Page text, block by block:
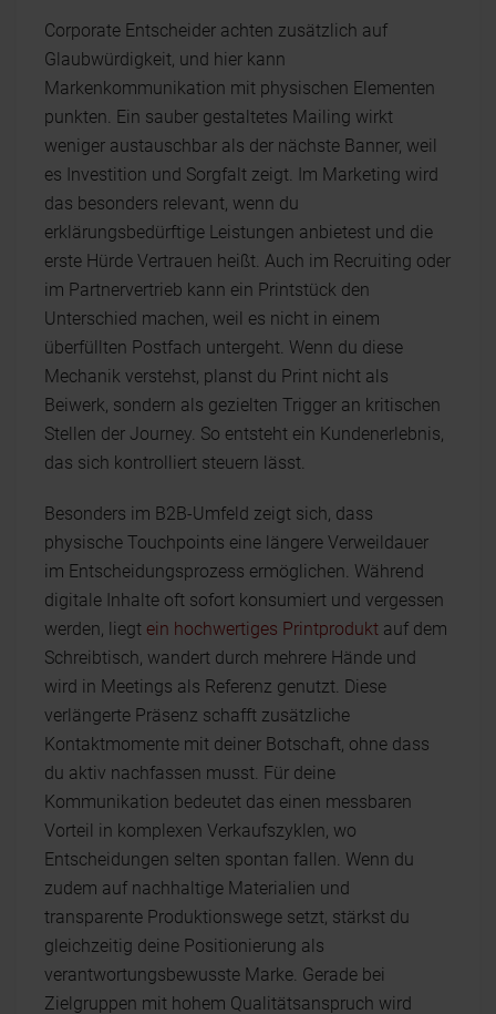
Corporate Entscheider achten zusätzlich auf
Glaubwürdigkeit, und hier kann
Markenkommunikation mit physischen Elementen
punkten. Ein sauber gestaltetes Mailing wirkt
weniger austauschbar als der nächste Banner, weil
es Investition und Sorgfalt zeigt. Im Marketing wird
das besonders relevant, wenn du
erklärungsbedürftige Leistungen anbietest und die
erste Hürde Vertrauen heißt. Auch im Recruiting oder
im Partnervertrieb kann ein Printstück den
Unterschied machen, weil es nicht in einem
überfüllten Postfach untergeht. Wenn du diese
Mechanik verstehst, planst du Print nicht als
Beiwerk, sondern als gezielten Trigger an kritischen
Stellen der Journey. So entsteht ein Kundenerlebnis,
das sich kontrolliert steuern lässt.
Besonders im B2B-Umfeld zeigt sich, dass
physische Touchpoints eine längere Verweildauer
im Entscheidungsprozess ermöglichen. Während
digitale Inhalte oft sofort konsumiert und vergessen
werden, liegt ein hochwertiges Printprodukt auf dem
Schreibtisch, wandert durch mehrere Hände und
wird in Meetings als Referenz genutzt. Diese
verlängerte Präsenz schafft zusätzliche
Kontaktmomente mit deiner Botschaft, ohne dass
du aktiv nachfassen musst. Für deine
Kommunikation bedeutet das einen messbaren
Vorteil in komplexen Verkaufszyklen, wo
Entscheidungen selten spontan fallen. Wenn du
zudem auf nachhaltige Materialien und
transparente Produktionswege setzt, stärkst du
gleichzeitig deine Positionierung als
verantwortungsbewusste Marke. Gerade bei
Zielgruppen mit hohem Qualitätsanspruch wird